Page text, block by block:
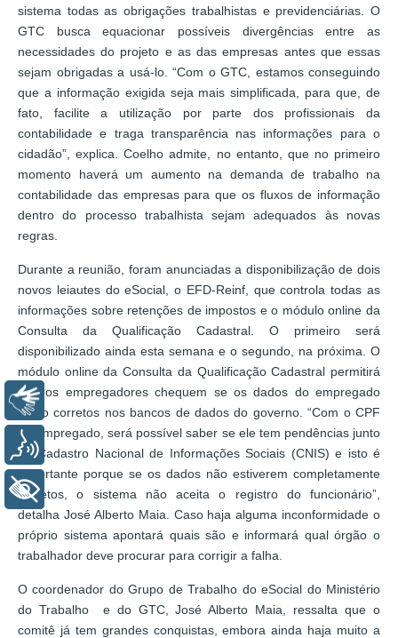
sistema todas as obrigações trabalhistas e previdenciárias. O
GTC busca equacionar possíveis divergências entre as
necessidades do projeto e as das empresas antes que essas
sejam obrigadas a usá-lo. “Com o GTC, estamos conseguindo
que a informação exigida seja mais simplificada, para que, de
fato, facilite a utilização por parte dos profissionais da
contabilidade e traga transparência nas informações para o
cidadão”, explica. Coelho admite, no entanto, que no primeiro
momento haverá um aumento na demanda de trabalho na
contabilidade das empresas para que os fluxos de informação
dentro do processo trabalhista sejam adequados às novas
regras.
Durante a reunião, foram anunciadas a disponibilização de dois
novos leiautes do eSocial, o EFD-Reinf, que controla todas as
informações sobre retenções de impostos e o módulo online da
Consulta da Qualificação Cadastral. O primeiro será
disponibilizado ainda esta semana e o segundo, na próxima. O
módulo online da Consulta da Qualificação Cadastral permitirá
que os empregadores chequem se os dados do empregado
estão corretos nos bancos de dados do governo. “Com o CPF
do empregado, será possível saber se ele tem pendências junto
ao Cadastro Nacional de Informações Sociais (CNIS) e isto é
importante porque se os dados não estiverem completamente
corretos, o sistema não aceita o registro do funcionário”,
detalha José Alberto Maia. Caso haja alguma inconformidade o
próprio sistema apontará quais são e informará qual órgão o
trabalhador deve procurar para corrigir a falha.
O coordenador do Grupo de Trabalho do eSocial do Ministério
do Trabalho e do GTC, José Alberto Maia, ressalta que o
comitê já tem grandes conquistas, embora ainda haja muito a
Libras
Voz
+ Acessibilidade